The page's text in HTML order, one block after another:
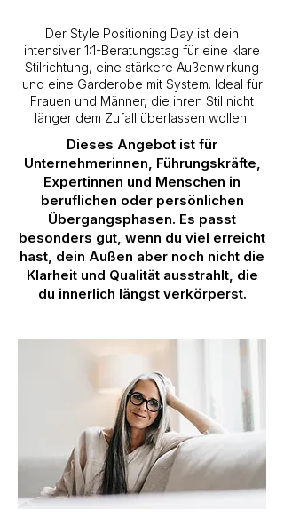
Der Style Positioning Day ist dein
intensiver 1:1-Beratungstag für eine klare
Stilrichtung, eine stärkere Außenwirkung
und eine Garderobe mit System. Ideal für
Frauen und Männer, die ihren Stil nicht
länger dem Zufall überlassen wollen.
Dieses Angebot ist für
Unternehmerinnen, Führungskräfte,
Expertinnen und Menschen in
beruflichen oder persönlichen
Übergangsphasen. Es passt
besonders gut, wenn du viel erreicht
hast, dein Außen aber noch nicht die
Klarheit und Qualität ausstrahlt, die
du innerlich längst verkörperst.